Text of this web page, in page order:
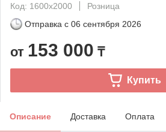
Код: 1600х2000
Розница
Отправка с 06 сентября 2026
от 153 000 ₸
Купить
Описание Доставка Оплата